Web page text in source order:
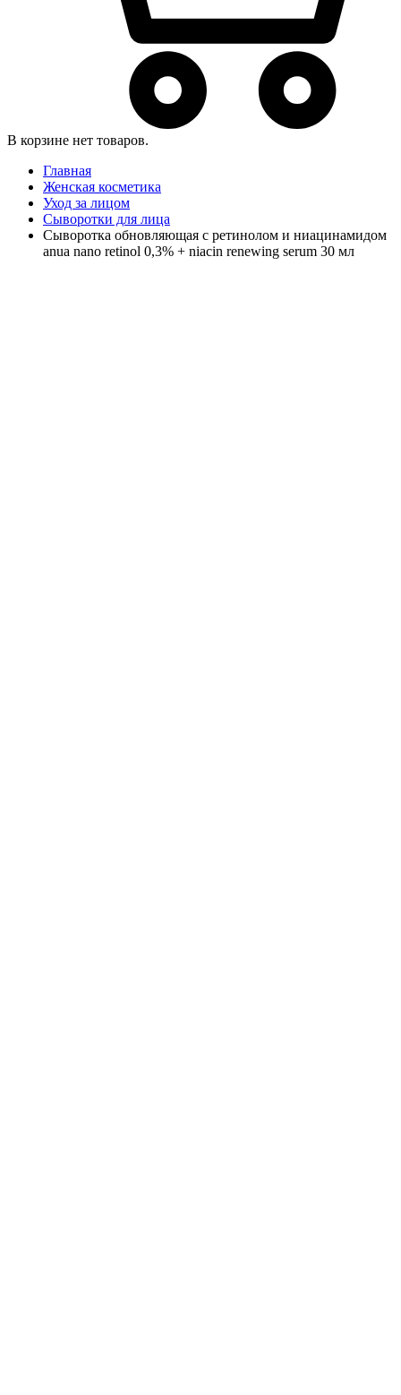
В корзине нет товаров.
Главная
Женская косметика
Уход за лицом
Сыворотки для лица
Сыворотка обновляющая с ретинолом и ниацинамидом
anua nano retinol 0,3% + niacin renewing serum 30 мл